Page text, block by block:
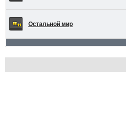
Остальной мир